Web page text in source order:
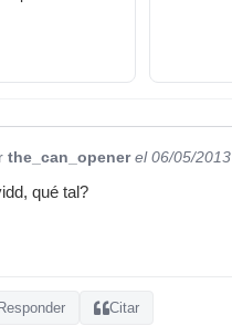
the_can_opener el 06/05/2013
qué tal?
Responder Citar